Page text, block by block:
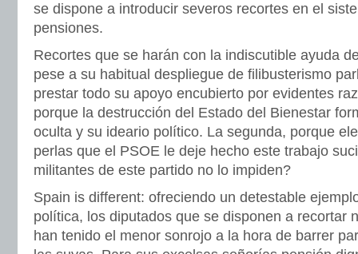
se dispone a introducir severos recortes en el
pensiones.
Recortes que se harán con la indiscutible ayuda
pese a su habitual despliegue de filibusterismo
prestar todo su apoyo encubierto por evidentes
porque la destrucción del Estado del Bienestar
oculta y su ideario político. La segunda, porque
perlas que el PSOE le deje hecho este trabajo
militantes de este partido no lo impiden?
Spain is different: ofreciendo un detestable
política, los diputados que se disponen a recortar
han tenido el menor sonrojo a la hora de barrer